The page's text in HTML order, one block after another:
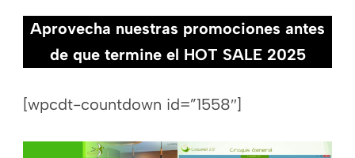
Aprovecha nuestras promociones antes
de que termine el HOT SALE 2025
[wpcdt-countdown id=”1558″]